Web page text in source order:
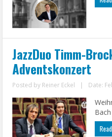
JazzDuo Timm-
Adventskonzert
Posted by Reiner Eckel | Date:
Bach